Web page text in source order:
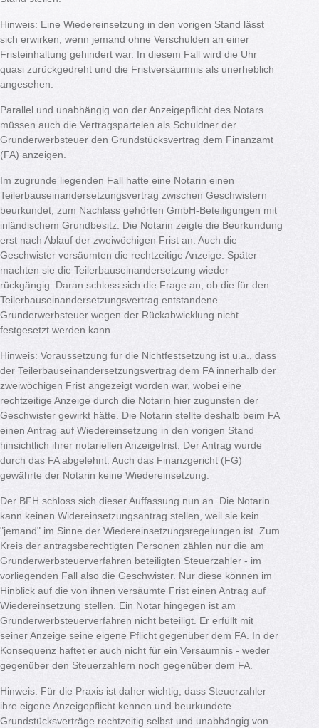
Hinweis: Eine Wiedereinsetzung in den vorigen Stand lässt
sich erwirken, wenn jemand ohne Verschulden an einer
Fristeinhaltung gehindert war. In diesem Fall wird die Uhr
quasi zurückgedreht und die Fristversäumnis als unerheblich
angesehen.
Parallel und unabhängig von der Anzeigepflicht des Notars
müssen auch die Vertragsparteien als Schuldner der
Grunderwerbsteuer den Grundstücksvertrag dem Finanzamt
(FA) anzeigen.
Im zugrunde liegenden Fall hatte eine Notarin einen
Teilerbauseinandersetzungsvertrag zwischen Geschwistern
beurkundet; zum Nachlass gehörten GmbH-Beteiligungen mit
inländischem Grundbesitz. Die Notarin zeigte die Beurkundung
erst nach Ablauf der zweiwöchigen Frist an. Auch die
Geschwister versäumten die rechtzeitige Anzeige. Später
machten sie die Teilerbauseinandersetzung wieder
rückgängig. Daran schloss sich die Frage an, ob die für den
Teilerbauseinandersetzungsvertrag entstandene
Grunderwerbsteuer wegen der Rückabwicklung nicht
festgesetzt werden kann.
Hinweis: Voraussetzung für die Nichtfestsetzung ist u.a., dass
der Teilerbauseinandersetzungsvertrag dem FA innerhalb der
zweiwöchigen Frist angezeigt worden war, wobei eine
rechtzeitige Anzeige durch die Notarin hier zugunsten der
Geschwister gewirkt hätte. Die Notarin stellte deshalb beim FA
einen Antrag auf Wiedereinsetzung in den vorigen Stand
hinsichtlich ihrer notariellen Anzeigefrist. Der Antrag wurde
durch das FA abgelehnt. Auch das Finanzgericht (FG)
gewährte der Notarin keine Wiedereinsetzung.
Der BFH schloss sich dieser Auffassung nun an. Die Notarin
kann keinen Widereinsetzungsantrag stellen, weil sie kein
"jemand" im Sinne der Wiedereinsetzungsregelungen ist. Zum
Kreis der antragsberechtigten Personen zählen nur die am
Grunderwerbsteuerverfahren beteiligten Steuerzahler - im
vorliegenden Fall also die Geschwister. Nur diese können im
Hinblick auf die von ihnen versäumte Frist einen Antrag auf
Wiedereinsetzung stellen. Ein Notar hingegen ist am
Grunderwerbsteuerverfahren nicht beteiligt. Er erfüllt mit
seiner Anzeige seine eigene Pflicht gegenüber dem FA. In der
Konsequenz haftet er auch nicht für ein Versäumnis - weder
gegenüber den Steuerzahlern noch gegenüber dem FA.
Hinweis: Für die Praxis ist daher wichtig, dass Steuerzahler
ihre eigene Anzeigepflicht kennen und beurkundete
Grundstücksverträge rechtzeitig selbst und unabhängig von